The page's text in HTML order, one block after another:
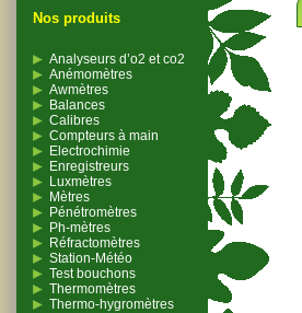
Nos produits
Analyseurs d’o2 et co2
Anémomètres
Awmètres
Balances
Calibres
Compteurs à main
Electrochimie
Enregistreurs
Luxmètres
Mètres
Pénétromètres
Ph-mètres
Réfractomètres
Station-Météo
Test bouchons
Thermomètres
Thermo-hygromètres